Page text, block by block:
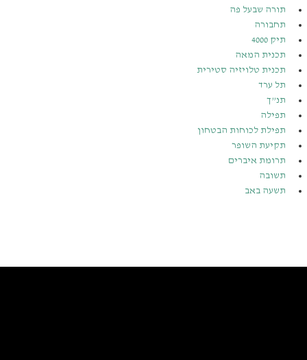
תורה שבעל פה
תחבורה
תיק 4000
תכנית המאה
תכנית טלויזיה סטירית
תל ערד
תנ”ך
תפילה
תפילת לכוחות הבטחון
תקיעת השופר
תרומת איברים
תשובה
תשעה באב